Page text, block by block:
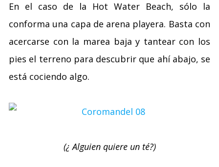
En el caso de la Hot Water Beach, sólo la
conforma una capa de arena playera. Basta con
acercarse con la marea baja y tantear con los
pies el terreno para descubrir que ahí abajo, se
está cociendo algo.
(¿ Alguien quiere un té?)